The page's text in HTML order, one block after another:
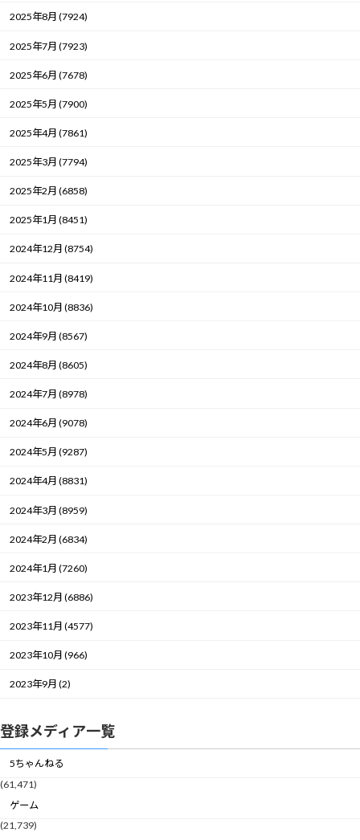
2025年8月 (7924)
2025年7月 (7923)
2025年6月 (7678)
2025年5月 (7900)
2025年4月 (7861)
2025年3月 (7794)
2025年2月 (6858)
2025年1月 (8451)
2024年12月 (8754)
2024年11月 (8419)
2024年10月 (8836)
2024年9月 (8567)
2024年8月 (8605)
2024年7月 (8978)
2024年6月 (9078)
2024年5月 (9287)
2024年4月 (8831)
2024年3月 (8959)
2024年2月 (6834)
2024年1月 (7260)
2023年12月 (6886)
2023年11月 (4577)
2023年10月 (966)
2023年9月 (2)
登録メディア一覧
5ちゃんねる
(61,471)
ゲーム
(21,739)